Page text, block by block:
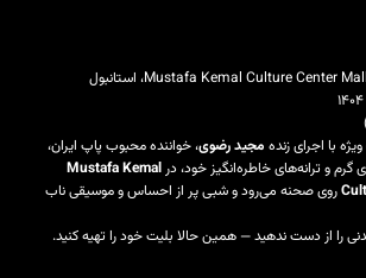
با اجرای زنده مجید رضوی، خواننده محبوب پاپ ایران،
گرم و ترانه‌های خاطره‌انگیز خود، در Mustafa Kemal
روی صحنه می‌رود و شبی پر از احساس و موسیقی ناب
را از دست ندهید — همین حالا بلیتخود را تهیه کنید.